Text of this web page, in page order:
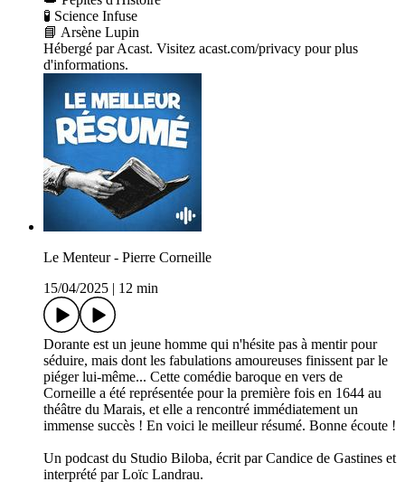
🧪 Science Infuse
📘 Arsène Lupin
Hébergé par Acast. Visitez acast.com/privacy pour plus
d'informations.
Le Menteur - Pierre Corneille
15/04/2025
12 min
Dorante est un jeune homme qui n'hésite pas à mentir pour
séduire, mais dont les fabulations amoureuses finissent par le
piéger lui-même... Cette comédie baroque en vers de
Corneille a été représentée pour la première fois en 1644 au
théâtre du Marais, et elle a rencontré immédiatement un
immense succès ! En voici le meilleur résumé. Bonne écoute !
Un podcast du Studio Biloba, écrit par Candice de Gastines et
interprété par Loïc Landrau.